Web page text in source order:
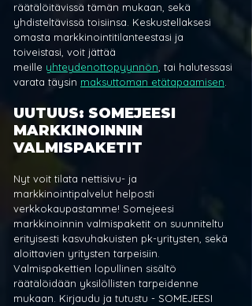
räätälöitävissä tämän mukaan, sekä
yhdisteltävissä toisiinsa. Keskustellaksesi
omasta markkinointitilanteestasi ja
toiveistasi, voit jättää
meille yhteydenottopyynnön , tai halutessasi
varata täysin maksuttoman etätapaamisen
UUTUUS: SOMEJEESI
MARKKINOINNIN
VALMISPAKETIT
Nyt voit tilata nettisivu- ja
markkinointipalvelut helposti
verkkokaupastamme! Somejeesi
markkinoinnin valmispaketit on suunniteltu
erityisesti kasvuhakuisten pk-yritysten, sekä
aloittavien yritysten tarpeisiin.
Valmispakettien lopullinen sisältö
räätälöidään yksilöllisten tarpeidenne
mukaan. Kirjaudu ja tutustu - SOMEJEESI